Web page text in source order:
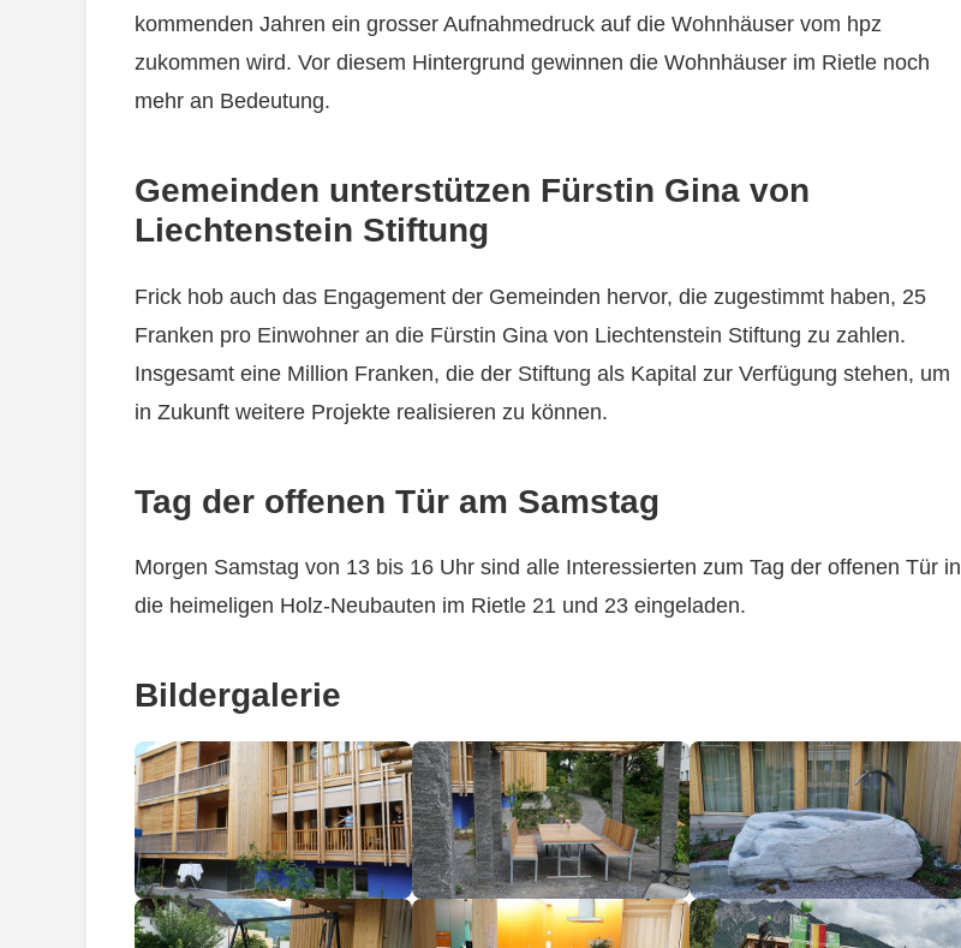
kommenden Jahren ein grosser Aufnahmedruck auf die Wohnhäuser vom hpz
zukommen wird. Vor diesem Hintergrund gewinnen die Wohnhäuser im Rietle noch
mehr an Bedeutung.
Gemeinden unterstützen Fürstin Gina von
Liechtenstein Stiftung
Frick hob auch das Engagement der Gemeinden hervor, die zugestimmt haben, 25
Franken pro Einwohner an die Fürstin Gina von Liechtenstein Stiftung zu zahlen.
Insgesamt eine Million Franken, die der Stiftung als Kapital zur Verfügung stehen, um
in Zukunft weitere Projekte realisieren zu können.
Tag der offenen Tür am Samstag
Morgen Samstag von 13 bis 16 Uhr sind alle Interessierten zum Tag der offenen Tür in
die heimeligen Holz-Neubauten im Rietle 21 und 23 eingeladen.
Bildergalerie